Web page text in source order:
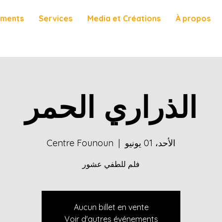
Services Media et Créations À propos
الذراري الحمر
الأحد، 01 يونيو
  |
Centre Founoun
فلم للطفي عشور
Aucun billet en vente
Voir d'autres événements